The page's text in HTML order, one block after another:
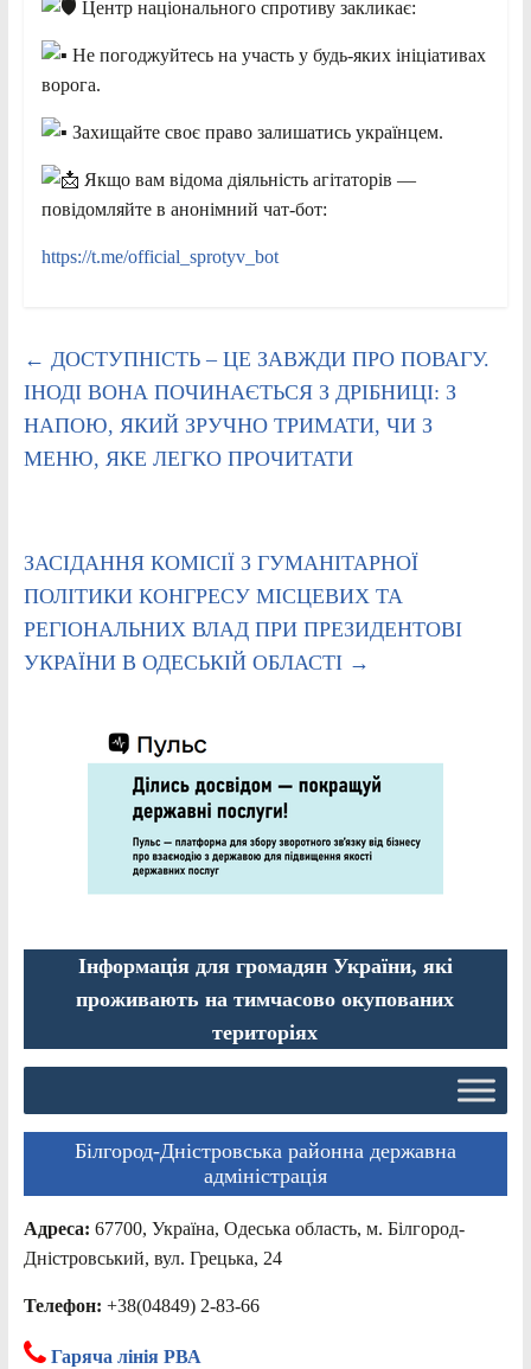
Центр національного спротиву закликає:
Не погоджуйтесь на участь у будь-яких ініціативах
ворога.
Захищайте своє право залишатись українцем.
Якщо вам відома діяльність агітаторів —
повідомляйте в анонімний чат-бот:
https://t.me/official_sprotyv_bot
← ДОСТУПНІСТЬ – ЦЕ ЗАВЖДИ ПРО ПОВАГУ.
ІНОДІ ВОНА ПОЧИНАЄТЬСЯ З ДРІБНИЦІ: З
НАПОЮ, ЯКИЙ ЗРУЧНО ТРИМАТИ, ЧИ З
МЕНЮ, ЯКЕ ЛЕГКО ПРОЧИТАТИ
ЗАСІДАННЯ КОМІСІЇ З ГУМАНІТАРНОЇ
ПОЛІТИКИ КОНГРЕСУ МІСЦЕВИХ ТА
РЕГІОНАЛЬНИХ ВЛАД ПРИ ПРЕЗИДЕНТОВІ
УКРАЇНИ В ОДЕСЬКІЙ ОБЛАСТІ →
Інформація для громадян України, які
проживають на тимчасово окупованих
територіях
Білгород-Дністровська районна державна
адміністрація
Адреса: 67700, Україна, Одеська область, м. Білгород-
Дністровський, вул. Грецька, 24
Телефон: +38(04849) 2-83-66
Гаряча лінія РВА